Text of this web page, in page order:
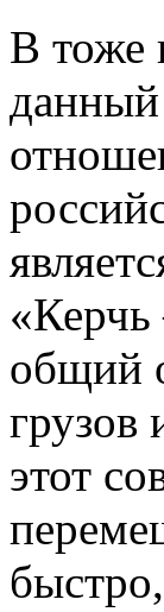
В тоже
общий
грузов
этот